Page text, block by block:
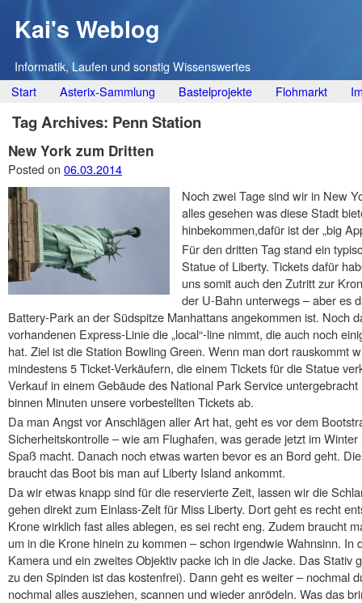
Kai's Weblog
Informatik, Laufen und sonstig Wissenswertes
Main menu
Skip
to
content
Start Asterix-Sammlung Bastelprojekte Flohmarkt
Tag Archives: Penn Station
New York zum Dritten
Posted on 06.03.2014
Noch zwei Tage sind wir in New
alles gesehen was diese Stadt
hinbekommen,dafür ist der „big
Für den dritten Tag stand ein
Statue of Liberty. Tickets dafür
uns somit auch den Zutritt zur
der U-Bahn unterwegs – aber es
Battery-Park an der Südspitze Manhattans angekommen ist. Noch
vorhandenen Express-Linie die „local“-line nimmt, die auch noch
hat. Ziel ist die Station Bowling Green. Wenn man dort rauskommt
mindestens 5 Ticket-Verkäufern, die einem Tickets für die Statue
Verkauf in einem Gebäude des National Park Service
binnen Minuten unsere vorbestellten Tickets ab.
Da man Angst vor Anschlägen aller Art hat, geht es vor dem
Sicherheitskontrolle – wie am Flughafen, was gerade jetzt im
Spaß macht. Danach noch etwas warten bevor es an Bord geht.
braucht das Boot bis man auf Liberty Island ankommt.
Da wir etwas knapp sind für die reservierte Zeit, lassen wir die
gehen direkt zum Einlass-Zelt für Miss Liberty. Dort geht es recht
Krone wirklich fast alles ablegen, es sei recht eng. Zudem braucht
um in die Krone hinein zu kommen – schon irgendwie Wahnsinn. In
Kamera und ein zweites Objektiv packe ich in die Jacke. Das Stativ
zu den Spinden ist das kostenfrei). Dann geht es weiter – nochmal
nochmal alles ausziehen, scannen und wieder anrödeln. Was das